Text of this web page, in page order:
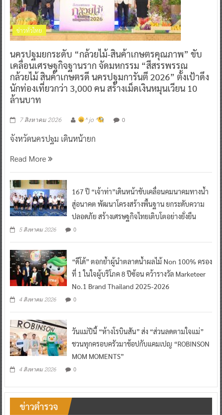
ข่าวทั่วไทย
นครปฐมยกระดับ “กล้วยไม้-สินค้าเกษตรคุณภาพ” ขับ
เคลื่อนเศรษฐกิจฐานราก จัดมหกรรม “สีสรรพรรณ
กล้วยไม้ สินค้าเกษตรดี นครปฐมการันตี 2026” ตั้งเป้าดึง
นักท่องเที่ยวกว่า 3,000 คน สร้างเม็ดเงินหมุนเวียน 10
ล้านบาท
7 สิงหาคม 2026 ^ jo ^ 0
จังหวัดนครปฐม เดินหน้ายก
Read More
167 ปี “เจ้าท่า”เดินหน้าขับเคลื่อนคมนาคมทางน้ำ
สู่อนาคต พัฒนาโครงสร้างพื้นฐาน ยกระดับความ
ปลอดภัย สร้างเศรษฐกิจไทยเติบโตอย่างยั่งยืน
5 สิงหาคม 2026 0
“ดีโด้” ตอกย้ำผู้นำตลาดน้ำผลไม้ Non 100% ครอง
ที่ 1 ในใจผู้บริโภค 8 ปีซ้อน คว้ารางวัล Marketeer
No.1 Brand Thailand 2025-2026
4 สิงหาคม 2026 0
วันแม่ปีนี้ “ห้างโรบินสัน” ส่ง “ส่วนลดตามใจแม่”
ชวนทุกครอบครัวมาช้อปกับแคมเปญ “ROBINSON
MOM MOMENTS”
4 สิงหาคม 2026 0
ข่าวตำรวจ